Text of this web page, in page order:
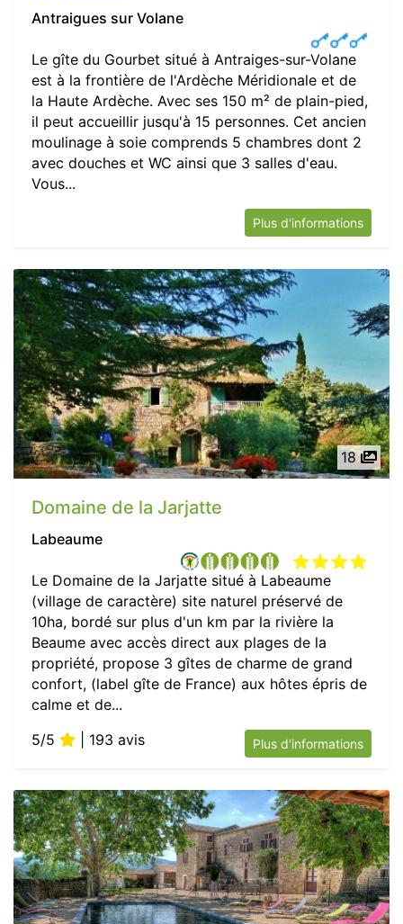
Antraigues sur Volane
Le gîte du Gourbet situé à Antraiges-sur-Volane
est à la frontière de l'Ardèche Méridionale et de
la Haute Ardèche. Avec ses 150 m² de plain-pied,
il peut accueillir jusqu'à 15 personnes. Cet ancien
moulinage à soie comprends 5 chambres dont 2
avec douches et WC ainsi que 3 salles d'eau.
Vous...
Plus d'informations
18
Domaine de la Jarjatte
Labeaume
Le Domaine de la Jarjatte situé à Labeaume
(village de caractère) site naturel préservé de
10ha, bordé sur plus d'un km par la rivière la
Beaume avec accès direct aux plages de la
propriété, propose 3 gîtes de charme de grand
confort, (label gîte de France) aux hôtes épris de
calme et de...
5/5
| 193 avis Plus d'informations